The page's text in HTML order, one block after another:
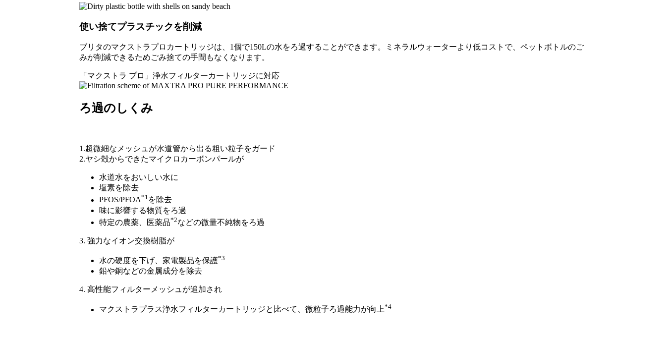
使い捨てプラスチックを削減
ブリタのマクストラプロカートリッジは、1個で150Lの水をろ過することができます。ミネラルウォーターより低コストで、ペットボトルのご
みが削減できるためごみ捨ての手間もなくなります。
「マクストラ プロ」浄水フィルターカートリッジに対応
ろ過のしくみ
1.超微細なメッシュが水道管から出る粗い粒子をガード
2.ヤシ殻からできたマイクロカーボンパールが
水道水をおいしい水に
塩素を除去
PFOS/PFOA*1 を除去
味に影響する物質をろ過
特定の農薬、医薬品*2などの微量不純物をろ過
3. 強力なイオン交換樹脂が
水の硬度を下げ、家電製品を保護*3
鉛や銅などの金属成分を除去
4. 高性能フィルターメッシュが追加され
マクストラプラス浄水フィルターカートリッジと比べて、微粒子ろ過能力が向上*4